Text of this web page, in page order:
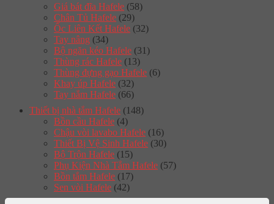
Giá bát đĩa Hafele (58)
Chân Tủ Hafele (29)
Ốc Liên Kết Hafele (32)
Tay nâng (34)
Bộ ngăn kéo Hafele (31)
Thùng rác Hafele (13)
Thùng đựng gạo Hafele (6)
Khay úp Hafele (32)
Tay nắm Hafele (66)
Thiết bị nhà tắm Hafele (148)
Bồn cầu Hafele (4)
Chậu vòi lavabo Hafele (16)
Thiết Bị Vệ Sinh Hafele (30)
Bộ Trộn Hafele (15)
Phụ Kiện Nhà Tắm Hafele (57)
Bồn tắm Hafele (17)
Sen vòi Hafele (42)